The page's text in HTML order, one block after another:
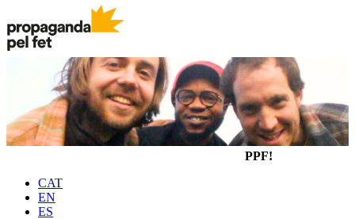
PPF!
CAT
EN
ES